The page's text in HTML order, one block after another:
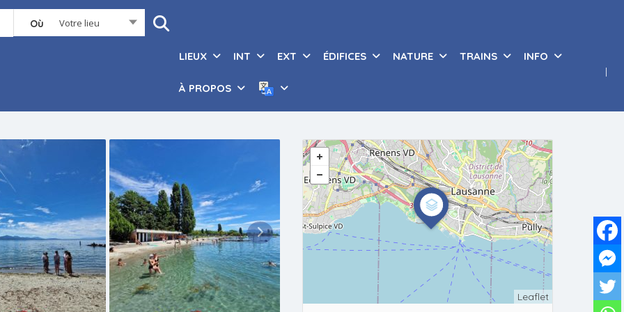
Où Votre lieu
LIEUX INT EXT ÉDIFICES NATURE TRAINS INFO
À PROPOS
Leaflet